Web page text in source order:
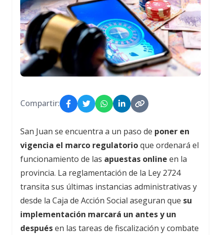
Compartir:
San Juan se encuentra a un paso de poner en
vigencia el marco regulatorioque ordenará el
funcionamiento de las apuestas online en la
provincia. La reglamentación de la Ley 2724
transita sus últimas instancias administrativas y
desde la Caja de Acción Social aseguran que su
implementación marcará un antes y un
despuésen las tareas de fiscalización y combate